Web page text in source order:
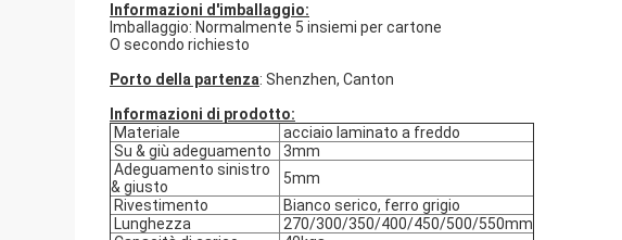
Informazioni d'imballaggio:
Imballaggio: Normalmente 5 insiemi per cartone
O secondo richiesto
Porto della partenza: Shenzhen, Canton
Informazioni di prodotto:
Materiale
acciaio laminato a freddo
Su & giù adeguamento
3mm
Adeguamento sinistro
& giusto
5mm
Rivestimento
Bianco serico, ferro grigio
Lunghezza
270/300/350/400/450/500/550mm